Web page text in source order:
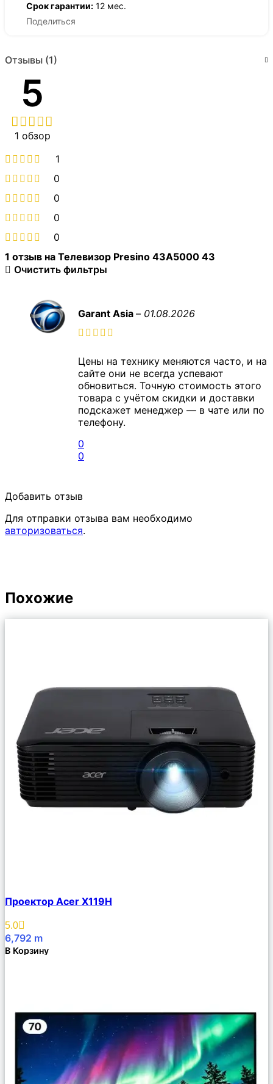
Срок гарантии: 12 мес.
Поделиться
Отзывы (1)
5
1 обзор
1
0
0
0
0
1 отзыв на Телевизор Presino 43A5000 43
Очистить фильтры
Garant Asia – 01.08.2026
Цены на технику меняются часто, и на
сайте они не всегда успевают
обновиться. Точную стоимость этого
товара с учётом скидки и доставки
подскажет менеджер — в чате или по
телефону.
0
0
Добавить отзыв
Для отправки отзыва вам необходимо
авторизоваться.
Похожие
Описание
Избранное
Проектор Acer X119H
5.0
6,792 m
В Корзину